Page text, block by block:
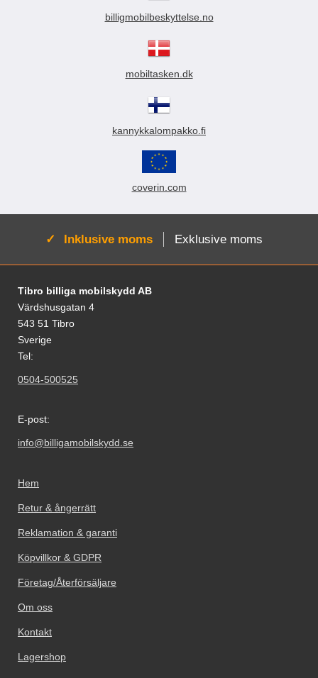
billigmobilbeskyttelse.no
mobiltasken.dk
kannykkalompakko.fi
coverin.com
Aktiv:
Inklusive moms Exklusive moms
Sidfot Blandad info och länkar
Tibro billiga mobilskydd AB
Värdshusgatan 4
543 51 Tibro
Sverige
Tel:
0504-500525
E-post:
info@billigamobilskydd.se
Hem
Retur & ångerrätt
Reklamation & garanti
Köpvillkor & GDPR
Företag/Återförsäljare
Om oss
Kontakt
Lagershop